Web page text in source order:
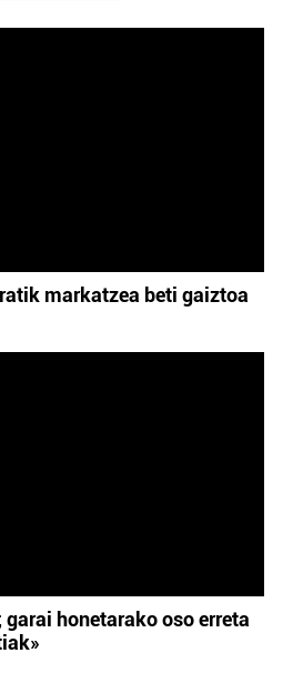
markatzea beti gaiztoa
garai honetarako oso erreta